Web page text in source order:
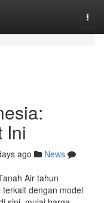
Ini
ago
News
Air tahun
dengan model